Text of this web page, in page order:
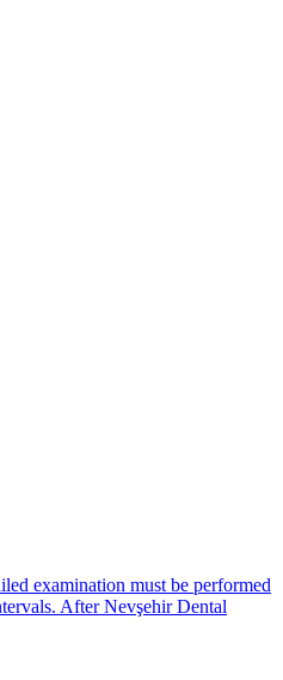
examination must be performed
After Nevşehir Dental